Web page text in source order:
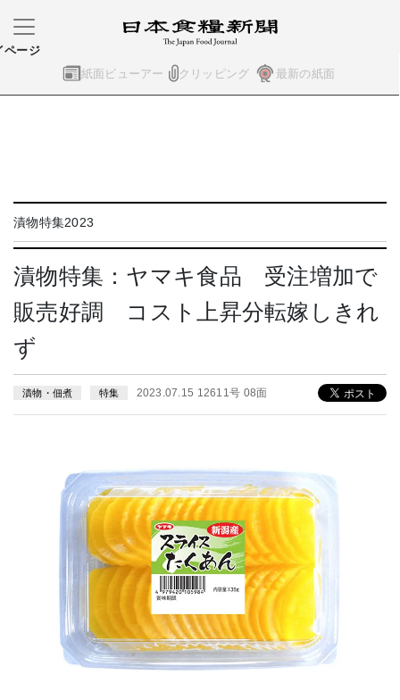
紙面ビューアー クリッピング 最新の紙面
ページ
漬物特集2023
漬物特集：ヤマキ食品 受注増加で
販売好調 コスト上昇分転嫁しきれ
ず
漬物・佃煮 特集 2023.07.15 12611号 08面